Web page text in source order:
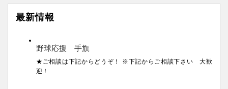
最新情報
野球応援 手旗
★ご相談は下記からどうぞ！ ※下記からご相談下さい 大歓
迎！